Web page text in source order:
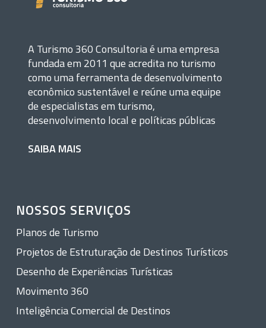
A Turismo 360 Consultoria é uma empresa
fundada em 2011 que acredita no turismo
como uma ferramenta de desenvolvimento
econômico sustentável e reúne uma equipe
de especialistas em turismo,
desenvolvimento local e políticas públicas
SAIBA MAIS
NOSSOS SERVIÇOS
Planos de Turismo
Projetos de Estruturação de Destinos Turísticos
Desenho de Experiências Turísticas
Movimento 360
Inteligência Comercial de Destinos